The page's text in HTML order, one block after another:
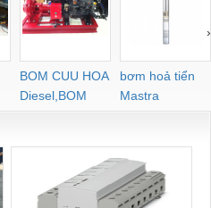
BOM CUU HOA
Diesel,BOM
CHUA CHAY
bơm hoả tiển
Mastra
›